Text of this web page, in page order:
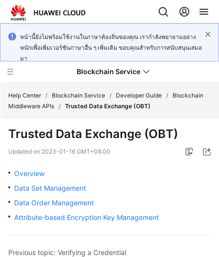
หน้านี้ยังไม่พร้อมใช้งานในภาษาท้องถิ่นของคุณ เรากำลังพยายามอย่าง
หนักเพื่อเพิ่มเวอร์ชันภาษาอื่น ๆ เพิ่มเติม ขอบคุณสำหรับการสนับสนุนเสมอ
มา
Blockchain Service
New
Overview
Billing
Getting
User
Help Center / Blockchain Service / Developer Guide /
Blockchain
Middleware APIs / Trusted Data Exchange (OBT)
Trusted Data Exchange (OBT)
Updated on 2023-01-16 GMT+08:00
Overview
Data Set Management
Data Order Management
Attribute-based Encryption Key Management
Previous topic: Verifying a Credential